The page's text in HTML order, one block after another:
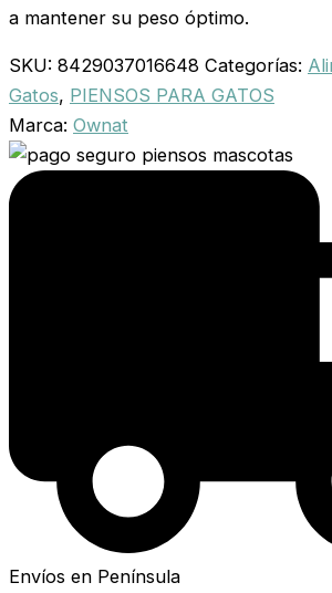
a mantener su peso óptimo.
SKU: 8429037016648 Categorías:
Gatos, PIENSOS PARA GATOS
Marca: Ownat
Envíos en Península